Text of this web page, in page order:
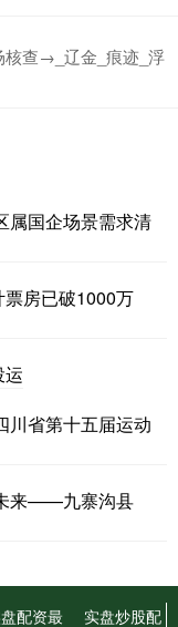
核查→_辽金_痕迹_浮
属国企场景需求清
房已破1000万
运
省第十五届运动
来——九寨沟县
配资最 实盘炒股配